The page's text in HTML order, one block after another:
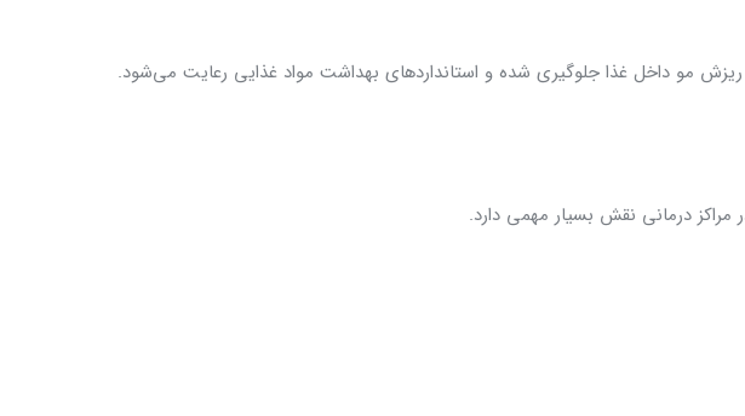
از ریزش مو داخل غذا جلوگیری شده و استانداردهای بهداشت مواد غذایی رعایت می‌شود.
مراکز درمانی نقش بسیار مهمی دارد.